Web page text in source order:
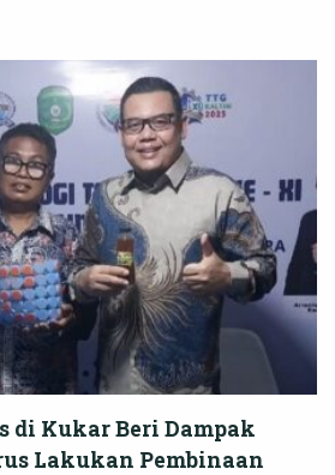
di Kukar Beri Dampak
Lakukan Pembinaan